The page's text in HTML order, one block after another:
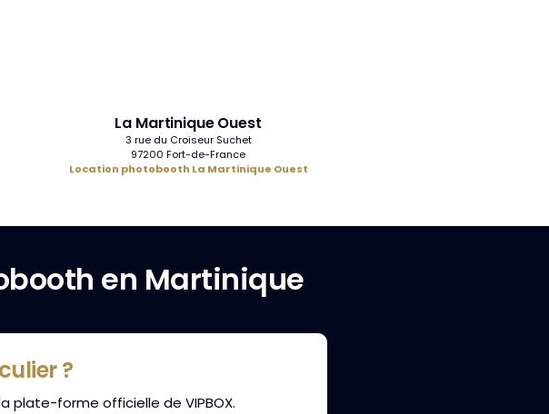
La Martinique Ouest
3 rue du Croiseur Suchet
97200 Fort-de-France
Location photobooth La Martinique Ouest
en Martinique
?
plate-forme officielle de VIPBOX.